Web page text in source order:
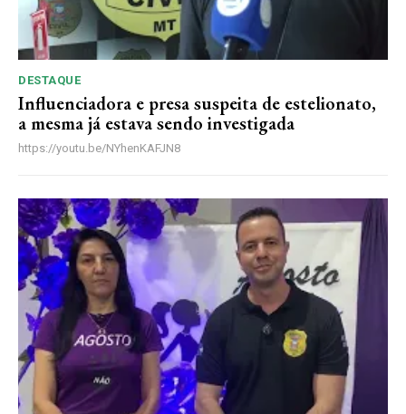
DESTAQUE
Influenciadora e presa suspeita de estelionato,
a mesma já estava sendo investigada
https://youtu.be/NYhenKAFJN8